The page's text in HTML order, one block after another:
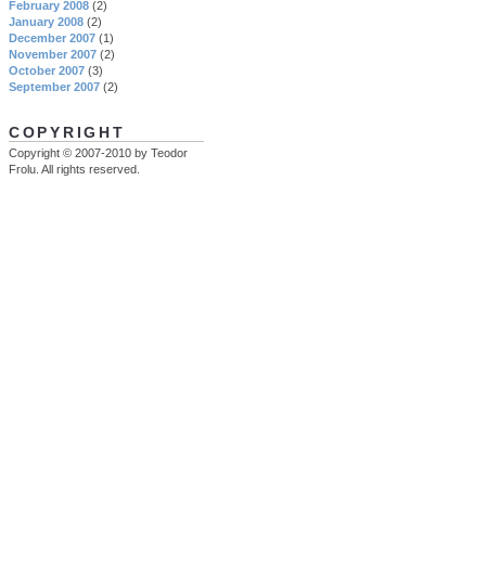
February 2008 (2)
January 2008 (2)
December 2007 (1)
November 2007 (2)
October 2007 (3)
September 2007 (2)
COPYRIGHT
Copyright © 2007-2010 by Teodor
Frolu. All rights reserved.